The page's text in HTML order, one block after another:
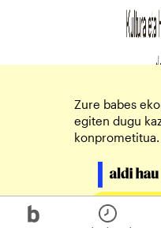
Zure babes
egiten dugu
konprometitua.
Egin